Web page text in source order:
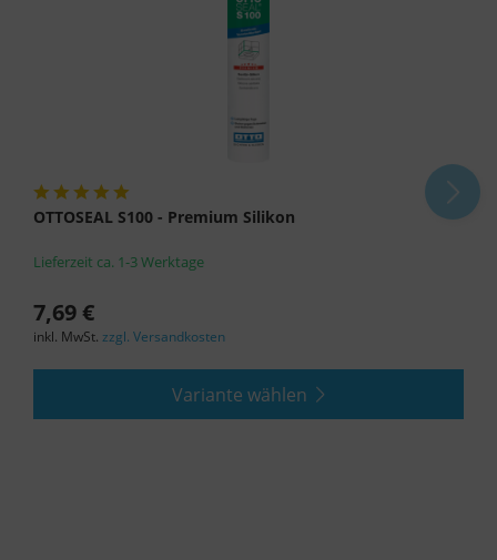
OTTOSEAL S100 - Premium Silikon
Lieferzeit ca. 1-3 Werktage
7,69 €
inkl. MwSt. zzgl. Versandkosten
Variante wählen